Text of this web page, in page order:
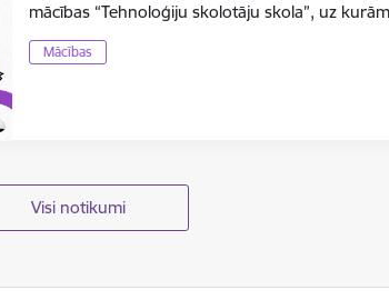
mācības “Tehnoloģiju skolotāju skola”, uz
Mācības
Visi notikumi